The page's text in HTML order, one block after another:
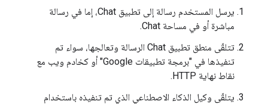
يرسل المستخدم رسالة إلى تطبيق Chat، إما في رسالة
مباشرة أو في مساحة Chat.
تتلقّى منطق تطبيق Chat الرسالة وتعالجها، سواء تم
تنفيذها في "برمجة تطبيقات Google" أو كخادم ويب مع
نقاط نهاية HTTP.
يتلقّى وكيل الذكاء الاصطناعي الذي تم تنفيذه باستخدام